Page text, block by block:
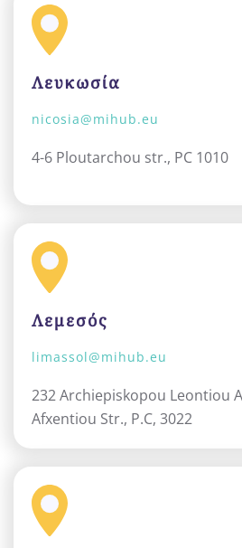
Λευκωσία
nicosia@mihub.eu
4-6 Ploutarchou str., PC 1010
Λεμεσός
limassol@mihub.eu
232 Archiepiskopou Leontiou
Afxentiou Str., P.C, 3022